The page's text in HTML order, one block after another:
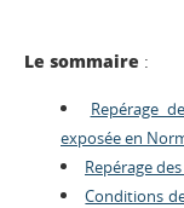
Le sommaire :
Repérage
exposée en
Repérage
Conditions